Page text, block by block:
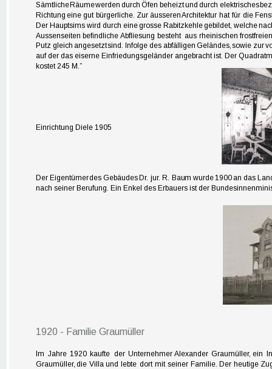
Sämtliche Räume werden durch Öfen beheizt und durch elektrisches
Richtung eine gut bürgerliche. Zur äusseren Architektur hat für die
Der Hauptsims wird durch eine grosse Rabitzkehle gebildet, welche
Aussenseiten befindliche Abfliesung besteht aus rheinischen
Putz gleich angesetzt sind. Infolge des abfälligen Geländes, sowie zur
auf der das eiserne Einfriedungsgeländer angebracht ist. Der
kostet 245 M.”
https://
Einrichtung Diele 1905
Der Eigentümer des Gebäudes Dr. jur. R. Baum wurde 1900 an das
nach seiner Berufung. Ein Enkel des Erbauers ist der
https://
1920 - Familie Graumüller
Im Jahre 1920 kaufte der Unternehmer Alexander Graumüller, ein
Graumüller, die Villa und lebte dort mit seiner Familie. Der heutige